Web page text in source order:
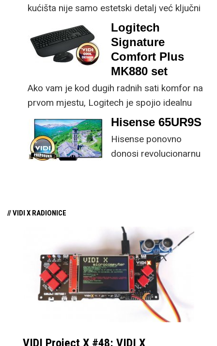
kućišta nije samo estetski detalj već ključni
dio koncepta ovog proizvoda, jer koristi
energiju prirodnog ili umjetnog svjetla za
rad.
Logitech
Signature
Comfort Plus
MK880 set
Ako vam je kod dugih radnih sati komfor na
prvom mjestu, Logitech je spojio idealnu
kombinaciju tipkovnice i miša s naprednim
funkcijama.
Hisense 65UR9S
Hisense ponovno
donosi revolucionarnu
// VIDI X RADIONICE
VIDI Project X #48: VIDI X